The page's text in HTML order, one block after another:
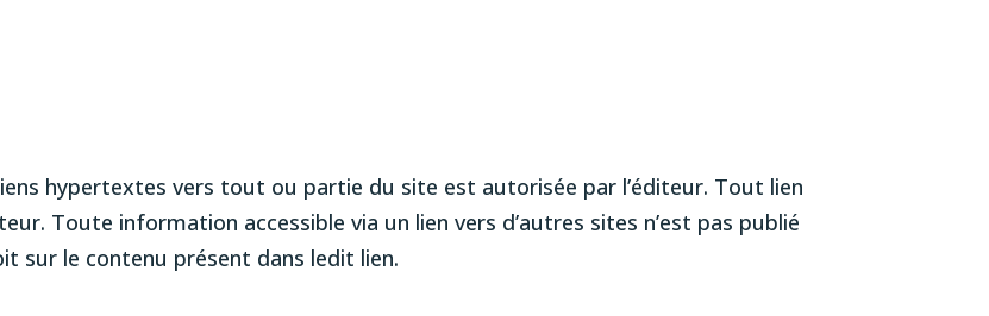
hypertextes vers tout ou partie du site est autorisée par l’éditeur. Tout lien
Toute information accessible via un lien vers d’autres sites n’est pas publié
sur le contenu présent dans ledit lien.